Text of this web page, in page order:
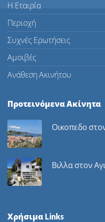
Η Εταιρία
Περιοχή
Συχνές Ερωτήσεις
Αμοιβές
Ανάθεση Ακινήτου
Προτεινόμενα Ακίνητα
Οικοπεδο
Βιλλα στον
Χρήσιμα Links